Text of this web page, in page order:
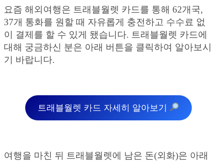
요즘 해외여행은 트래블월렛 카드를 통해 62개국,
37개 통화를 원할 때 자유롭게 충전하고 수수료 없
이 결제를 할 수 있게 됐습니다. 트래블월렛 카드에
대해 궁금하신 분은 아래 버튼을 클릭하여 알아보시
기 바랍니다.
트래블월렛 카드 자세히 알아보기
여행을 마친 뒤 트래블월렛에 남은 돈(외화)은 아래